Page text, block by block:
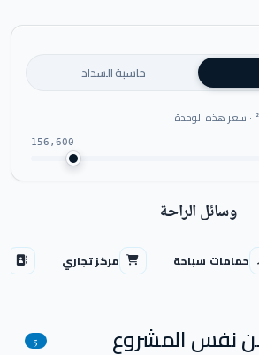
حاسبة السداد
156,600
وسائل الراحة
حمامات سباحة مركز تجاري
نفس المشروع 5